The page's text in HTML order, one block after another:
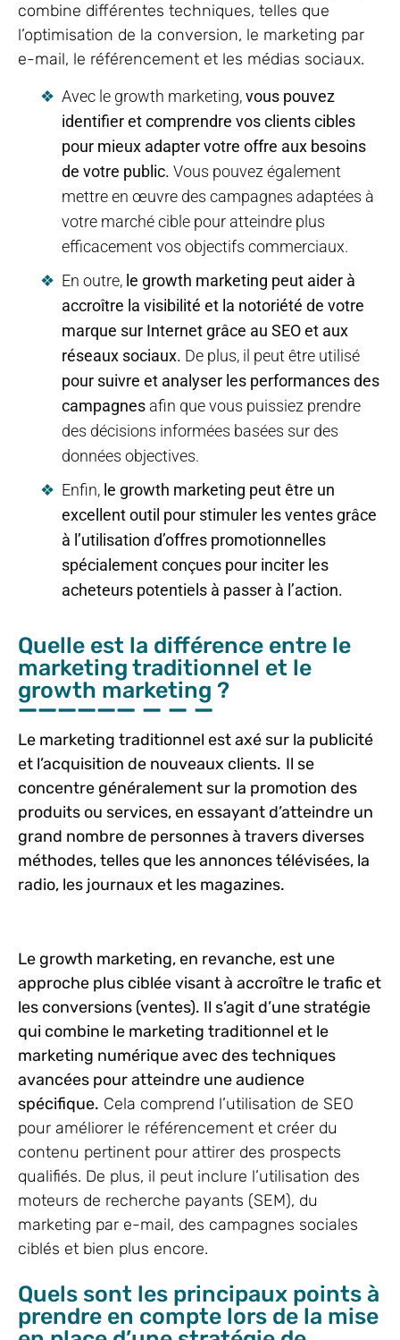
combine différentes techniques, telles que
l’optimisation de la conversion, le marketing par
e-mail, le référencement et les médias sociaux.
Avec le growth marketing,vous pouvez
identifier et comprendre vos clients cibles
pour mieux adapter votre offre aux besoins
de votre public. Vous pouvez également
mettre en œuvre des campagnes adaptées à
votre marché cible pour atteindre plus
efficacement vos objectifs commerciaux.
En outre, le growth marketing peut aider à
accroître la visibilité et la notoriété de votre
marque sur Internet grâce au SEO et aux
réseaux sociaux. De plus, il peut être utilisé
pour suivre et analyser les performances des
campagnes afin que vous puissiez prendre
des décisions informées basées sur des
données objectives.
Enfin, le growth marketing peut être un
excellent outil pour stimuler les ventes grâce
à l’utilisation d’offres promotionnelles
spécialement conçues pour inciter les
acheteurs potentiels à passer à l’action.
Quelle est la différence entre le
marketing traditionnel et le
growth marketing ?
Le marketing traditionnel est axé sur la publicité
et l’acquisition de nouveaux clients. Il se
concentre généralement sur la promotion des
produits ou services, en essayant d’atteindre un
grand nombre de personnes à travers diverses
méthodes, telles que les annonces télévisées, la
radio, les journaux et les magazines.
Le growth marketing, en revanche, est une
approche plus ciblée visant à accroître le trafic et
les conversions (ventes). Il s’agit d’une stratégie
qui combine le marketing traditionnel et le
marketing numérique avec des techniques
avancées pour atteindre une audience
spécifique. Cela comprend l’utilisation de SEO
pour améliorer le référencement et créer du
contenu pertinent pour attirer des prospects
qualifiés. De plus, il peut inclure l’utilisation des
moteurs de recherche payants (SEM), du
marketing par e-mail, des campagnes sociales
ciblés et bien plus encore.
Quels sont les principaux points à
prendre en compte lors de la mise